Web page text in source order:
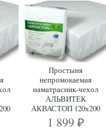
Простыня
непромокаемая
наматрасник-чехол
АЛЬВИТЕК
АКВАСТОП 120х200
1 899 ₽